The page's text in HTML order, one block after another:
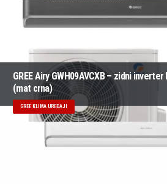
GREE Airy GWH09AVCXB – zidni
(mat crna)
GREE KLIMA UREĐAJI